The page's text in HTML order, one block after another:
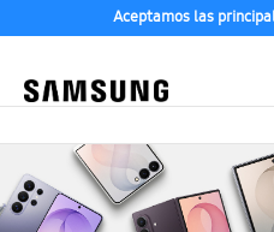
Aceptamos las